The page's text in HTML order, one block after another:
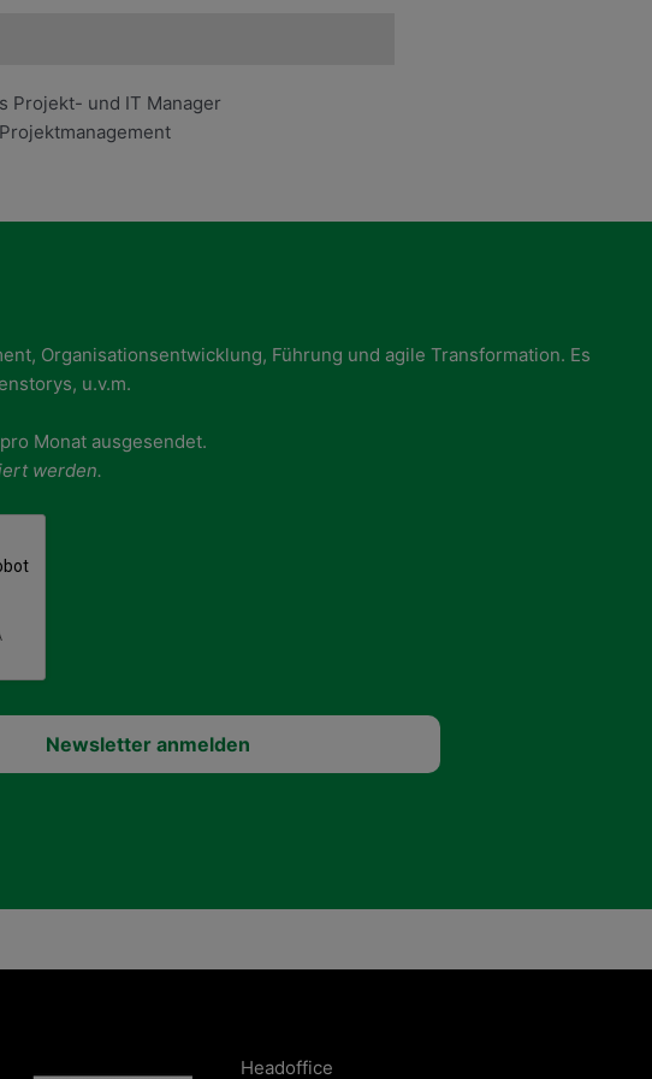
Projekt- und IT Manager
Organisationsentwicklung, Führung und agile Transformation. Es
u.v.m.
Monat ausgesendet.
werden.
Headoffice